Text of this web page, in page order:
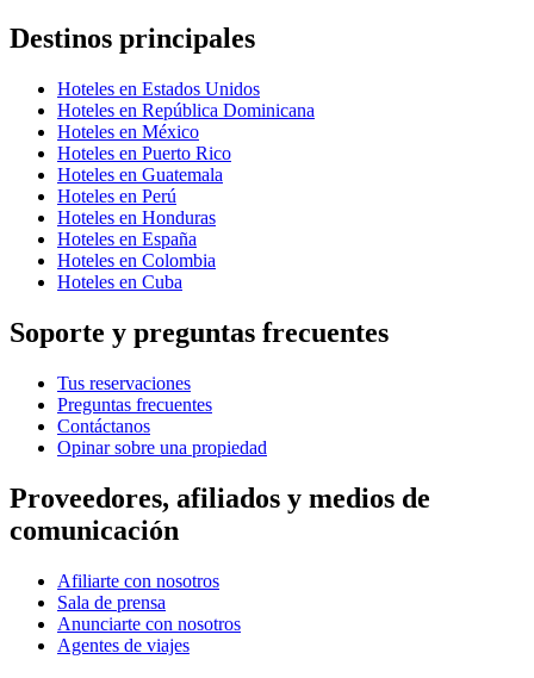
Destinos principales
Hoteles en Estados Unidos
Hoteles en República Dominicana
Hoteles en México
Hoteles en Puerto Rico
Hoteles en Guatemala
Hoteles en Perú
Hoteles en Honduras
Hoteles en España
Hoteles en Colombia
Hoteles en Cuba
Soporte y preguntas frecuentes
Tus reservaciones
Preguntas frecuentes
Contáctanos
Opinar sobre una propiedad
Proveedores, afiliados y medios de
comunicación
Afiliarte con nosotros
Sala de prensa
Anunciarte con nosotros
Agentes de viajes